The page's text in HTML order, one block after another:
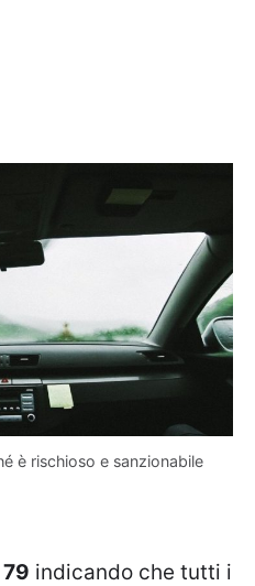
è rischioso e sanzionabile
indicando che tutti i